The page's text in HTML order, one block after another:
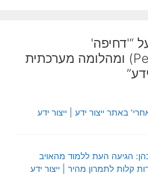
“'דחיפה'
(Perturbation) ומהלומה מערכתית
באתר ייצור ידע | ייצור ידע
הגיעה העת ללמוד מהאויב
קלות לתמרון מהיר | ייצור ידע